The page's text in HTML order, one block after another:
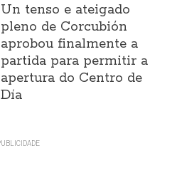
Un tenso e ateigado
pleno de Corcubión
aprobou finalmente a
partida para permitir a
apertura do Centro de
Día